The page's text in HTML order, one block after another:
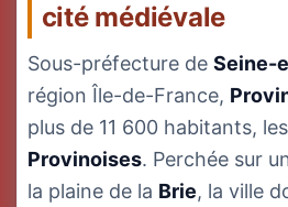
cité médiévale
Sous-préfecture de Seine-
région Île-de-France,
plus de 11 600 habitants, les
Provinoises. Perchée sur
la plaine de la Brie, la ville